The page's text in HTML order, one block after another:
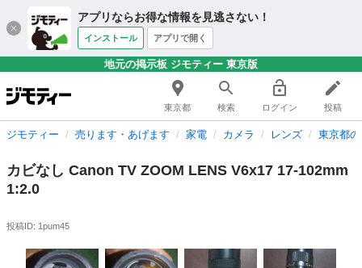
アプリならお得な情報を見逃さない！
インストール アプリで開く
地元の掲示板 ジモティー 東京版
東京都 検索 ログイン 投稿
ジモティー 売ります・あげます 家電 カメラ レンズ 東京都
カビなし Canon TV ZOOM LENS V6x17 17-102mm
1:2.0
投稿ID: 1pum45